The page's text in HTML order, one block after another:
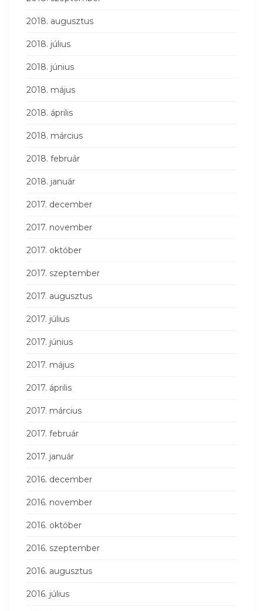
2018. augusztus
2018. július
2018. június
2018. május
2018. április
2018. március
2018. február
2018. január
2017. december
2017. november
2017. október
2017. szeptember
2017. augusztus
2017. július
2017. június
2017. május
2017. április
2017. március
2017. február
2017. január
2016. december
2016. november
2016. október
2016. szeptember
2016. augusztus
2016. július